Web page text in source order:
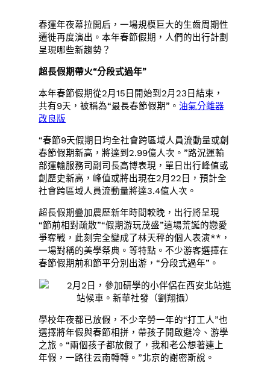
春運年夜幕拉開后，一場規模巨大的生齒周期性
遷徙再度演出。本年春節假期，人們的出行計劃
呈現哪些新趨勢？
超長假期帶火“分段式過年”
本年春節假期從2月15日開始到2月23日結束，
共有9天，被稱為“最長春節假期”。油氣分離器
改良版
“春節9天假期日均全社會跨區域人員流動量或創
春節假期新高，將達到2.99億人次。”路況運輸
部運輸服務司副司長高博表現，單日出行峰值或
創歷史新高，峰值或將出現在2月22日，預計全
社會跨區域人員流動量將達3.4億人次。
超長假期疊加農歷新年時間較晚，出行將呈現
“節前相對疏散”“假期游玩茂盛”這場荒誕的戀愛
爭奪戰，此刻完全變成了林天秤的個人表演**，
一場對稱的美學祭典。等特點。不少游客選擇在
春節假期前和節平分別出游，“分段式過年”。
2月2日，參加研學的小伴侶在西安北站進
站候車。新華社發（劉翔攝）
學校年夜都已放假，不少辛勞一年的“打工人”也
選擇將年假與春節相拼，帶孩子開啟避冷、游學
之旅。“兩個孩子都放假了，我和老公想著連上
年假，一路往云南轉轉。”北京的謝密斯說。